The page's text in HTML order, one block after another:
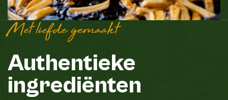
Met liefde gemaakt
Authentieke
ingrediënten